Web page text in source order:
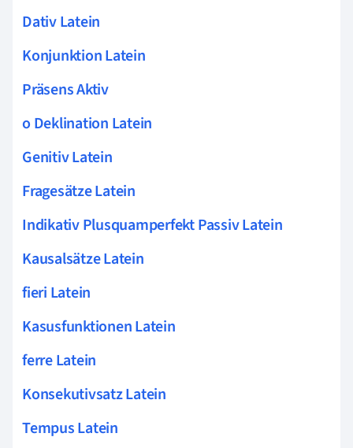
Dativ Latein
Konjunktion Latein
Präsens Aktiv
o Deklination Latein
Genitiv Latein
Fragesätze Latein
Indikativ Plusquamperfekt Passiv Latein
Kausalsätze Latein
fieri Latein
Kasusfunktionen Latein
ferre Latein
Konsekutivsatz Latein
Tempus Latein